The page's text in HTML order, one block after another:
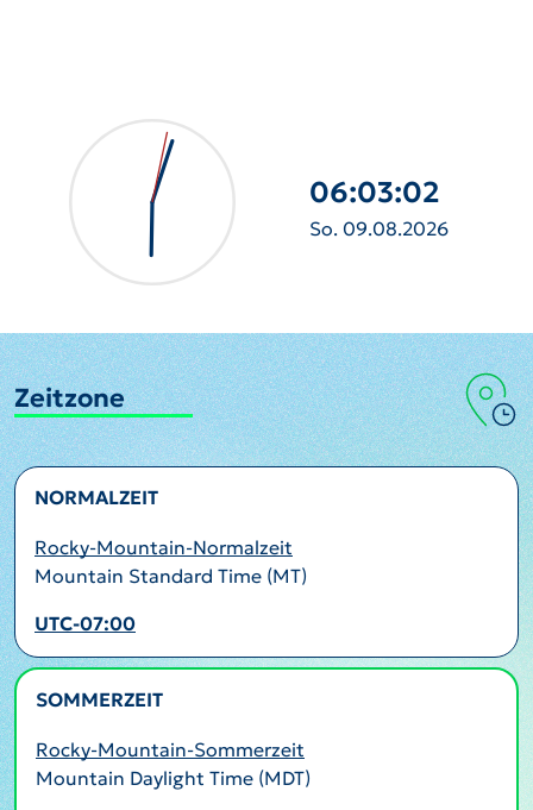
06:03:03
So. 09.08.2026
Zeitzone
NORMALZEIT
Rocky-Mountain-Normalzeit
Mountain Standard Time (MT)
UTC-07:00
SOMMERZEIT
Rocky-Mountain-Sommerzeit
Mountain Daylight Time (MDT)